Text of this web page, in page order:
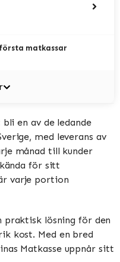
matkassar
en av de ledande
med leverans av
månad till kunder
för sitt
varje portion
lösning för den
kost. Med en bred
Matkasse uppnår sitt